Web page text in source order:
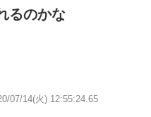
るのかな
07/14(火) 12:55:24.65